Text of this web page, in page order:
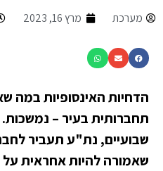
מערכת מרץ 16, 2023
הדחיות האינסופיות במה
תחברותית בעיר – נמשכות.
שבועיים, נת"ע תעביר
שאמורה להיות אחראית